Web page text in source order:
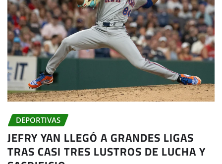
DEPORTIVAS
JEFRY YAN LLEGÓ A GRANDES LIGAS
TRAS CASI TRES LUSTROS DE LUCHA Y